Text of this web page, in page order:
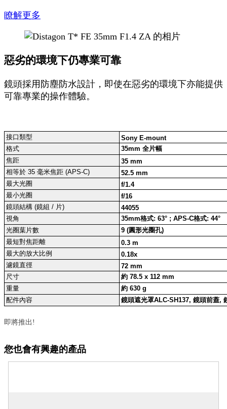
瞭解更多
惡劣的環境下仍專業可靠
鏡頭採用防塵防水設計，即使在惡劣的環境下亦能提供
可靠專業的操作體驗。
接口類型
Sony E-mount
格式
35mm 全片幅
焦距
35 mm
相等於 35 毫米焦距 (APS-C)
52.5 mm
最大光圈
f/1.4
最小光圈
f/16
鏡頭結構 (鏡組 / 片)
44055
視角
35mm格式: 63° ; APS-C格式: 44°
光圈葉片數
9 (圓形光圈孔)
最短對焦距離
0.3 m
最大的放大比例
0.18x
濾鏡直徑
72 mm
尺寸
約 78.5 x 112 mm
重量
約 630 g
配件內容
鏡頭遮光罩ALC-SH137, 鏡頭前蓋,
即將推出!
您也會有興趣的產品